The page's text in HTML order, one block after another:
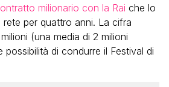
milionario con la Rai che lo
rete per quattro anni. La cifra
(una media di 2 milioni
possibilità di condurre il Festival di